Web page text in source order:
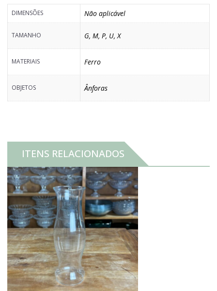
DIMENSÕES Não aplicável
TAMANHO G, M, P, U,X
MATERIAIS Ferro
OBJETOS Ânforas
ITENS RELACIONADOS